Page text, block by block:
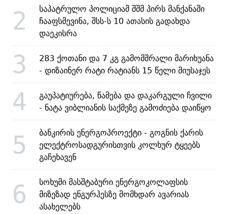
2
საპატრულო პოლიციამ შშმ პირს მანქანაში
ჩააფსმევინა, შსს-ს 10 ათასის გადახდა
დაეკისრა
3
283 ქოთანი და 7 კგ გამომშრალი მარიხუანა
- დიზაინერ რატი რატიანს 15 წელი მიუსაჯეს
4
გაუპატიურება, წამება და დაკარგული ჩვილი
- ნატა ვიბლიანის საქმეზე გამოძიება დაიწყო
5
ბანკირის ენერგოპროექტი - გოგნის ქარის
ელექტროსადგურისთვის კოლხურ ტყეებს
გაჩეხავენ
6
სოხუმი მასშტაბური ენერგოკოლაფსის
მიზეზად ენგურჰესზე მომხდარ ავარიას
ასახელებს